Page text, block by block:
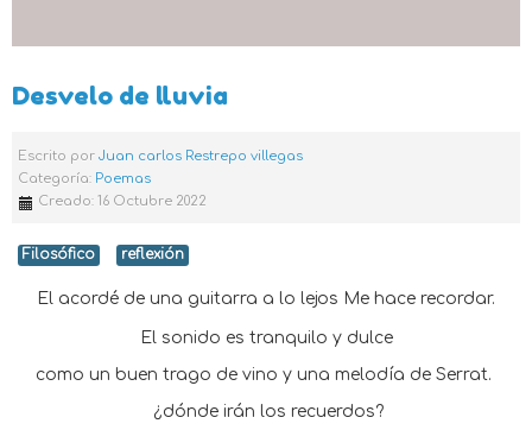
Desvelo de lluvia
Escrito por Juan carlos Restrepo villegas
Categoría: Poemas
Creado: 16 Octubre 2022
Filosófico reflexión
El acordé de una guitarra a lo lejos Me hace recordar.
El sonido es tranquilo y dulce
como un buen trago de vino y una melodía de Serrat.
¿dónde irán los recuerdos?